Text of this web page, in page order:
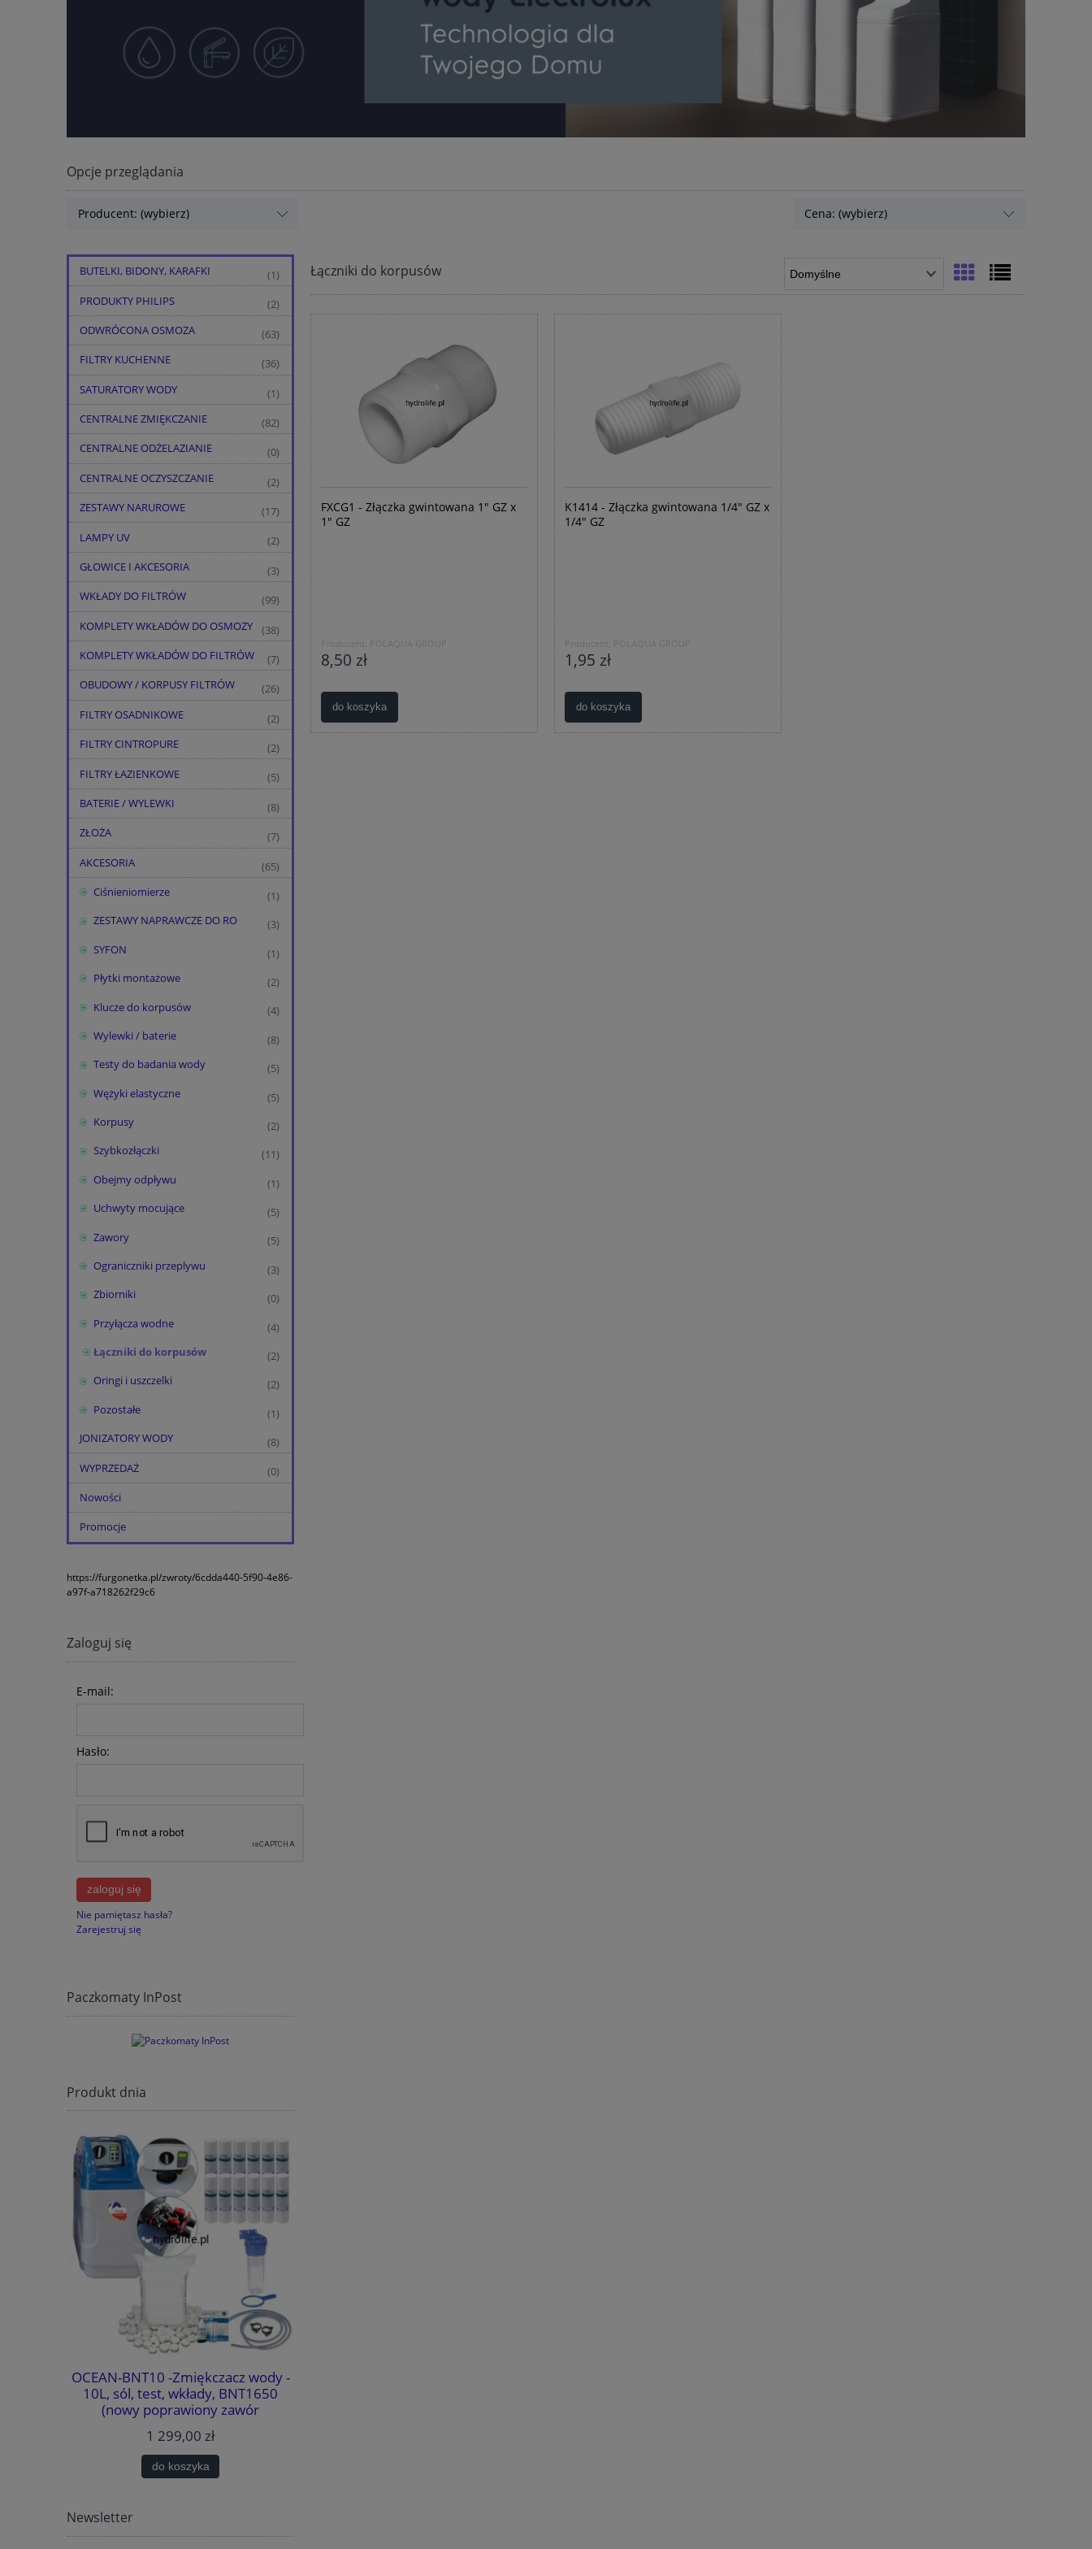
Opcje przeglądania
Producent: (wybierz) Cena: (wybierz)
BUTELKI, BIDONY, KARAFKI (1)
PRODUKTY PHILIPS (2)
ODWRÓCONA OSMOZA (63)
FILTRY KUCHENNE (36)
SATURATORY WODY (1)
CENTRALNE ZMIĘKCZANIE (82)
CENTRALNE ODŻELAZIANIE (0)
CENTRALNE OCZYSZCZANIE (2)
ZESTAWY NARUROWE (17)
LAMPY UV (2)
GŁOWICE I AKCESORIA (3)
WKŁADY DO FILTRÓW (99)
KOMPLETY WKŁADÓW DO OSMOZY (38)
KOMPLETY WKŁADÓW DO FILTRÓW (7)
OBUDOWY / KORPUSY FILTRÓW (26)
FILTRY OSADNIKOWE (2)
FILTRY CINTROPURE (2)
FILTRY ŁAZIENKOWE (5)
BATERIE / WYLEWKI (8)
ZŁOŻA (7)
AKCESORIA (65)
Ciśnieniomierze (1)
ZESTAWY NAPRAWCZE DO RO (3)
SYFON (1)
Płytki montażowe (2)
Klucze do korpusów (4)
Wylewki / baterie (8)
Testy do badania wody (5)
Wężyki elastyczne (5)
Korpusy (2)
Szybkozłączki (11)
Obejmy odpływu (1)
Uchwyty mocujące (5)
Zawory (5)
Ograniczniki przeplywu (3)
Zbiorniki (0)
Przyłącza wodne (4)
Łączniki do korpusów (2)
Oringi i uszczelki (2)
Pozostałe (1)
JONIZATORY WODY (8)
WYPRZEDAŻ (0)
Nowości
Promocje
https://furgonetka.pl/zwroty/6cdda440-5f90-4e86-
a97f-a718262f29c6
Zaloguj się
E-mail:
Hasło:
zaloguj się
Nie pamiętasz hasła?
Zarejestruj się
Paczkomaty InPost
Produkt dnia
OCEAN-BNT10 -Zmiękczacz wody -
10L, sól, test, wkłady, BNT1650
(nowy poprawiony zawór
sterujący)., BY-PASS, MIXING,
GARTISY
1 299,00 zł
do koszyka
Newsletter
Łączniki do korpusów
FXCG1 - Złączka gwintowana 1" GZ x
1" GZ
Producent: POLAQUA GROUP
8,50 zł
do koszyka
K1414 - Złączka gwintowana 1/4" GZ x
1/4" GZ
Producent: POLAQUA GROUP
1,95 zł
do koszyka